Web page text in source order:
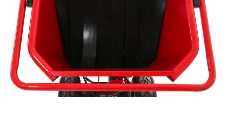
Paterlini
Philips
Pramac
Prismafood
R
R.G.V.
Rato